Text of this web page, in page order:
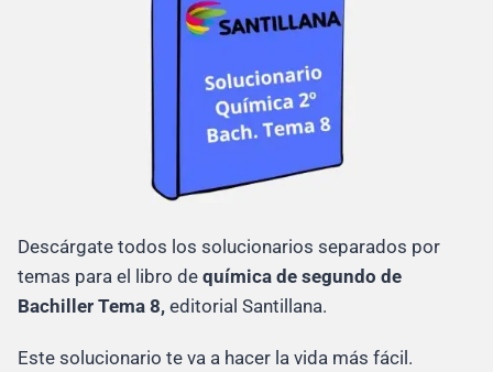
Descárgate todos los solucionarios separados por
temas para el libro de química de segundo de
Bachiller Tema 8, editorial Santillana.
Este solucionario te va a hacer la vida más fácil.